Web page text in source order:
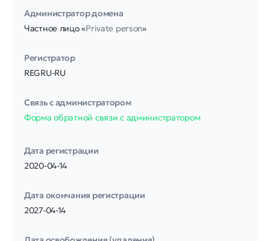
Администратор домена
Частное лицо «Private person»
Регистратор
REGRU-RU
Связь с администратором
Форма обратной связи с администратором
Дата регистрации
2020-04-14
Дата окончания регистрации
2027-04-14